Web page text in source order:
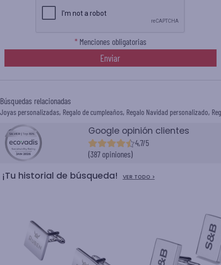
*Menciones obligatorias
Enviar
Búsquedas relacionadas
Joyas personalizadas Regalo de cumpleaños Regalo Navidad personalizado
Google opinión clientes
4,7/5
(387 opiniones)
¡Tu historial de búsqueda! VER TODO >